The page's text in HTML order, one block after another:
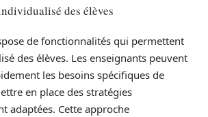
des élèves
de fonctionnalités qui permettent
des élèves. Les enseignants peuvent
les besoins spécifiques de
en place des stratégies
adaptées. Cette approche